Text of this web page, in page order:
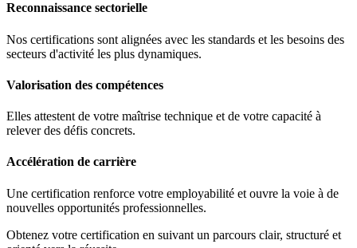
Reconnaissance sectorielle
Nos certifications sont alignées avec les standards et les besoins des
secteurs d'activité les plus dynamiques.
Valorisation des compétences
Elles attestent de votre maîtrise technique et de votre capacité à
relever des défis concrets.
Accélération de carrière
Une certification renforce votre employabilité et ouvre la voie à de
nouvelles opportunités professionnelles.
Obtenez votre certification en suivant un parcours clair, structuré et